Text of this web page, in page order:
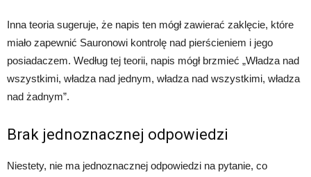
Inna teoria sugeruje, że napis ten mógł zawierać zaklęcie, które
miało zapewnić Sauronowi kontrolę nad pierścieniem i jego
posiadaczem. Według tej teorii, napis mógł brzmieć „Władza nad
wszystkimi, władza nad jednym, władza nad wszystkimi, władza
nad żadnym”.
Brak jednoznacznej odpowiedzi
Niestety, nie ma jednoznacznej odpowiedzi na pytanie, co